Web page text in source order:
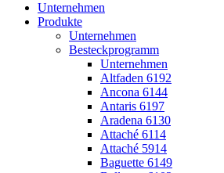
Unternehmen
Produkte
Unternehmen
Besteckprogramm
Unternehmen
Altfaden 6192
Ancona 6144
Antaris 6197
Aradena 6130
Attaché 6114
Attaché 5914
Baguette 6149